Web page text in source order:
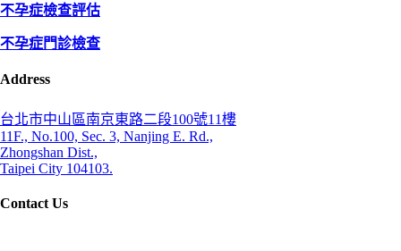
不孕症檢查評估
不孕症門診檢查
Address
台北市中山區南京東路二段100號11樓
11F., No.100, Sec. 3, Nanjing E. Rd.,
Zhongshan Dist.,
Taipei City 104103.
Contact Us